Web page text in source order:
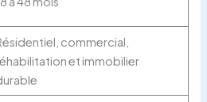
commercial,
et immobilier